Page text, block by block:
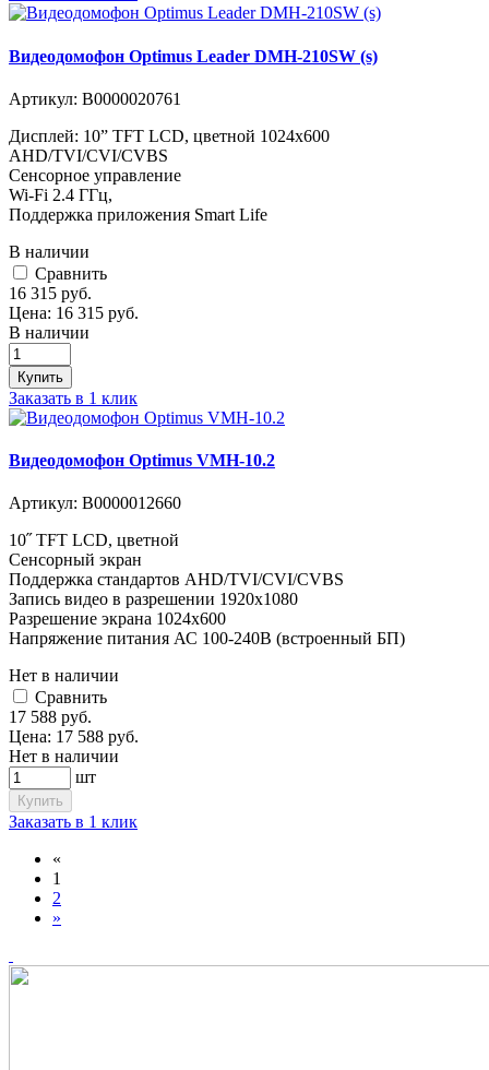
Видеодомофон Optimus Leader DMH-210SW (s)
Артикул: В0000020761
Дисплей: 10” TFT LCD, цветной 1024x600
AHD/TVI/CVI/CVBS
Сенсорное управление
Wi-Fi 2.4 ГГц,
Поддержка приложения Smart Life
В наличии
Cравнить
16 315 руб.
Цена: 16 315 руб.
В наличии
Купить
Заказать в 1 клик
Видеодомофон Optimus VMH-10.2
Артикул: В0000012660
10˝ TFT LCD, цветной
Сенсорный экран
Поддержка стандартов AHD/TVI/CVI/CVBS
Запись видео в разрешении 1920х1080
Разрешение экрана 1024x600
Напряжение питания АС 100-240В (встроенный БП)
Нет в наличии
Cравнить
17 588 руб.
Цена: 17 588 руб.
Нет в наличии
шт
Купить
Заказать в 1 клик
«
1
2
»